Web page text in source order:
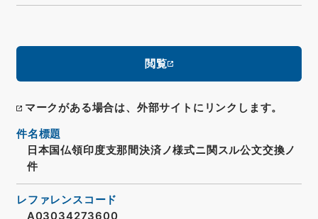
閲覧
マークがある場合は、外部サイトにリンクします。
件名標題
日本国仏領印度支那間決済ノ様式ニ関スル公文交換ノ
件
レファレンスコード
A03034273600